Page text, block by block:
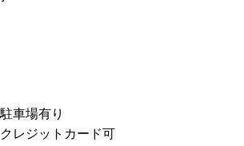
駐車場有り
クレジットカード可